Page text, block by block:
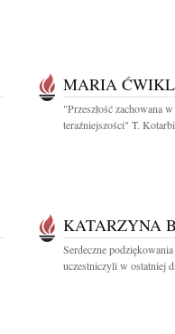
MARIA
"Przeszłość zachowana
teraźniejszości" T.
KATARZYNA
Serdeczne
uczestniczyli w ostatniej